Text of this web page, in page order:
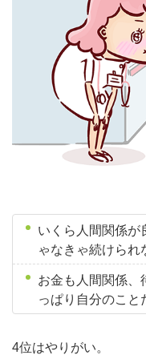
いくら人間関係が
ゃなきゃ続けられ
お金も人間関係、
っぱり自分のこと
4位はやりがい。